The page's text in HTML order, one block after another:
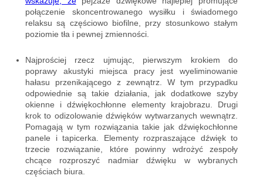
połączenie skoncentrowanego wysiłku i świadomego
relaksu są częściowo biofilne, przy stosunkowo stałym
poziomie tła i pewnej zmienności.
Najprościej rzecz ujmując, pierwszym krokiem do
poprawy akustyki miejsca pracy jest wyeliminowanie
hałasu przenikającego z zewnątrz. W tym przypadku
odpowiednie są takie działania, jak dodatkowe szyby
okienne i dźwiękochłonne elementy krajobrazu. Drugi
krok to odizolowanie dźwięków wytwarzanych wewnątrz.
Pomagają w tym rozwiązania takie jak dźwiękochłonne
panele i tapicerka. Elementy rozpraszające dźwięk to
trzecie rozwiązanie, które powinny wdrożyć zespoły
chcące rozproszyć nadmiar dźwięku w wybranych
częściach biura.